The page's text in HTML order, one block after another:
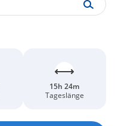
15h 24m
Tageslänge